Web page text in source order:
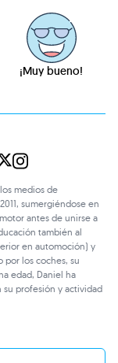
¡Muy bueno!
medios de
sumergiéndose en
antes de unirse a
también al
en automoción) y
por los coches, su
edad, Daniel ha
su profesión y actividad